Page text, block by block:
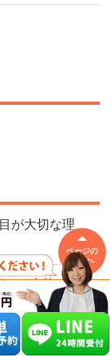
が大切な理
べき症状チ
｜名古屋市
ページの
先頭へ